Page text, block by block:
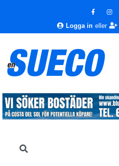
Logga in eller